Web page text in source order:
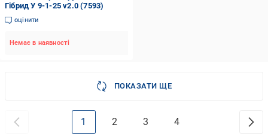
Гібрид У 9-1-25 v2.0 (7593)
оцінити
Немає в наявності
ПОКАЗАТИ ЩЕ
1 2 3 4